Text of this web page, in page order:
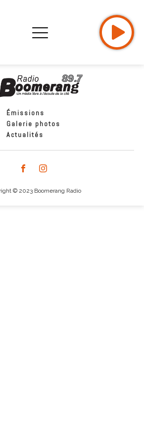
Émissions
Galerie photos
Actualités
© 2023 Boomerang Radio